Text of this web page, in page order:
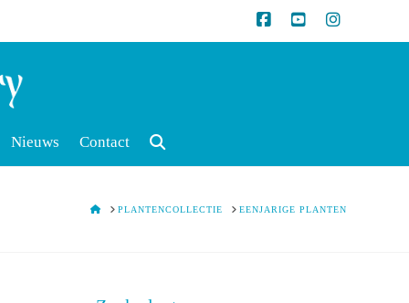
Nieuws Contact
HOMEPLANTENCOLLECTIE EENJARIGE PLANTEN